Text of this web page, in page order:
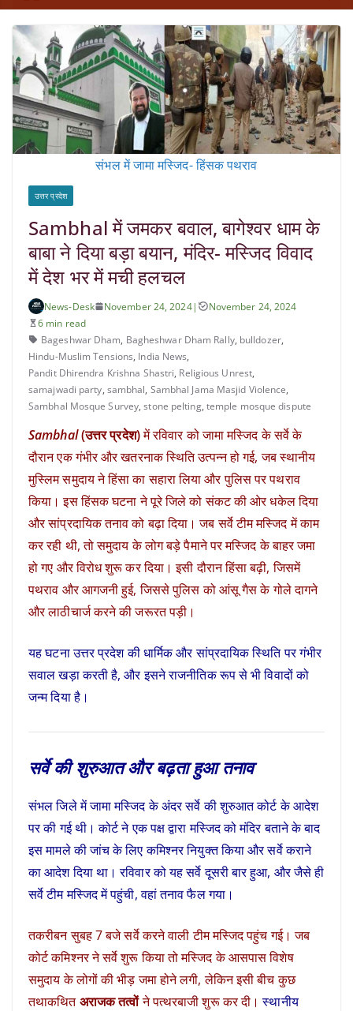
संभल में जामा मस्जिद- हिंसक पथराव
उत्तर प्रदेश
Sambhal में जमकर बवाल, बागेश्वर धाम के
बाबा ने दिया बड़ा बयान, मंदिर- मस्जिद विवाद
में देश भर में मची हलचल
News-Desk November 24, 2024|
November 24, 2024
6 min read
Bageshwar Dham, Bagheshwar Dham Rally, bulldozer,
Hindu-Muslim Tensions, India News,
Pandit Dhirendra Krishna Shastri, Religious Unrest,
samajwadi party, sambhal, Sambhal Jama Masjid Violence,
Sambhal Mosque Survey,stone pelting, temple mosque dispute
Sambhal(उत्तर प्रदेश)में रविवार को जामा मस्जिद के सर्वे के
दौरान एक गंभीर और खतरनाक स्थिति उत्पन्न हो गई, जब स्थानीय
मुस्लिम समुदाय ने हिंसा का सहारा लिया और पुलिस पर पथराव
किया। इस हिंसक घटना ने पूरे जिले को संकट की ओर धकेल दिया
और सांप्रदायिक तनाव को बढ़ा दिया। जब सर्वे टीम मस्जिद में काम
कर रही थी, तो समुदाय के लोग बड़े पैमाने पर मस्जिद के बाहर जमा
हो गए और विरोध शुरू कर दिया। इसी दौरान हिंसा बढ़ी, जिसमें
पथराव और आगजनी हुई, जिससे पुलिस को आंसू गैस के गोले दागने
और लाठीचार्ज करने की जरूरत पड़ी।
यह घटना उत्तर प्रदेश की धार्मिक और सांप्रदायिक स्थिति पर गंभीर
सवाल खड़ा करती है, और इसने राजनीतिक रूप से भी विवादों को
जन्म दिया है।
सर्वे की शुरुआत और बढ़ता हुआ तनाव
संभल जिले में जामा मस्जिद के अंदर सर्वे की शुरुआत कोर्ट के आदेश
पर की गई थी। कोर्ट ने एक पक्ष द्वारा मस्जिद को मंदिर बताने के बाद
इस मामले की जांच के लिए कमिश्नर नियुक्त किया और सर्वे कराने
का आदेश दिया था। रविवार को यह सर्वे दूसरी बार हुआ, और जैसे ही
सर्वे टीम मस्जिद में पहुंची, वहां तनाव फैल गया।
तकरीबन सुबह 7 बजे सर्वे करने वाली टीम मस्जिद पहुंच गई। जब
कोर्ट कमिश्नर ने सर्वे शुरू किया तो मस्जिद के आसपास विशेष
समुदाय के लोगों की भीड़ जमा होने लगी, लेकिन इसी बीच कुछ
तथाकथितअराजक तत्वोंने पत्थरबाजी शुरू कर दी।स्थानीय